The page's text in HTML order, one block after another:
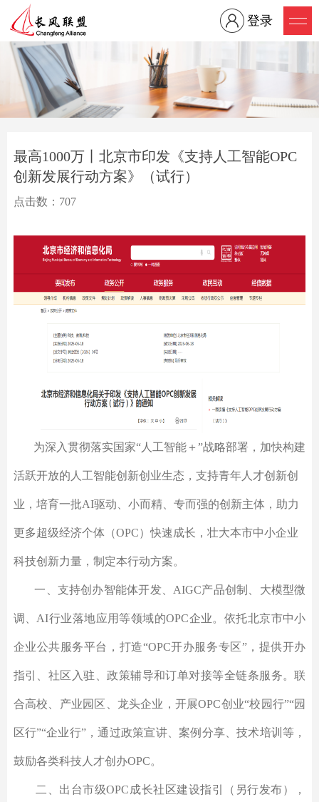
登录
最高1000万丨北京市印发《支持人工智能OPC
创新发展行动方案》（试行）
点击数：707
为深入贯彻落实国家“人工智能＋”战略部署，加快构建
活跃开放的人工智能创新创业生态，支持青年人才创新创
业，培育一批AI驱动、小而精、专而强的创新主体，助力
更多超级经济个体（OPC）快速成长，壮大本市中小企业
科技创新力量，制定本行动方案。
一、支持创办智能体开发、AIGC产品创制、大模型微
调、AI行业落地应用等领域的OPC企业。依托北京市中小
企业公共服务平台，打造“OPC开办服务专区”，提供开办
指引、社区入驻、政策辅导和订单对接等全链条服务。联
合高校、产业园区、龙头企业，开展OPC创业“校园行”“园
区行”“企业行”，通过政策宣讲、案例分享、技术培训等，
鼓励各类科技人才创办OPC。
二、出台市级OPC成长社区建设指引（另行发布），